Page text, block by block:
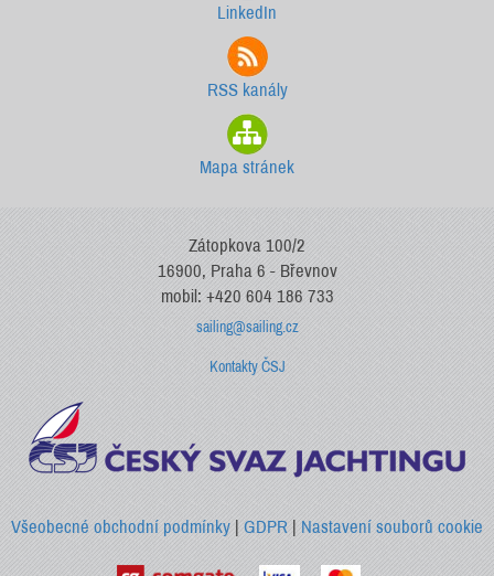
LinkedIn
RSS kanály
Mapa stránek
Zátopkova 100/2
16900, Praha 6 - Břevnov
mobil: +420 604 186 733
sailing@sailing.cz
Kontakty ČSJ
Všeobecné obchodní podmínky |GDPR|Nastavení souborů cookie